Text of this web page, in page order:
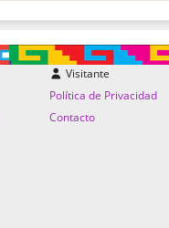
Visitante
Política de Privacidad
Contacto